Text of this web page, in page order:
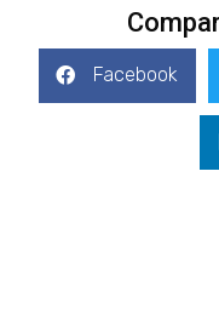
Facebook